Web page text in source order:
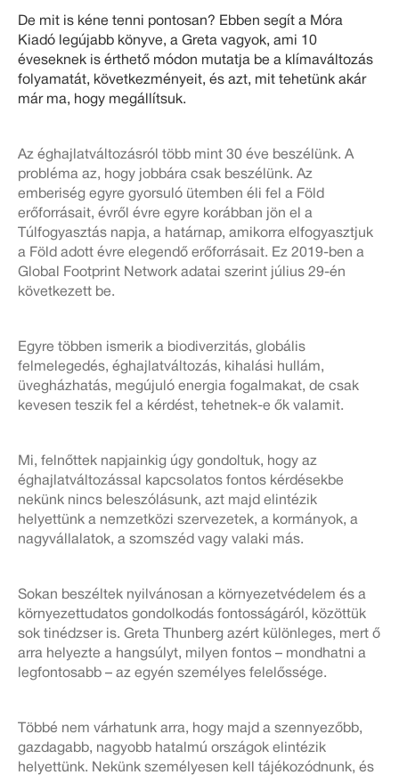
De mit is kéne tenni pontosan? Ebben segít a Móra
Kiadó legújabb könyve, a Greta vagyok, ami 10
éveseknek is érthető módon mutatja be a klímaváltozás
folyamatát, következményeit, és azt, mit tehetünk akár
már ma, hogy megállítsuk.
Az éghajlatváltozásról több mint 30 éve beszélünk. A
probléma az, hogy jobbára csak beszélünk. Az
emberiség egyre gyorsuló ütemben éli fel a Föld
erőforrásait, évről évre egyre korábban jön el a
Túlfogyasztás napja, a határnap, amikorra elfogyasztjuk
a Föld adott évre elegendő erőforrásait. Ez 2019-ben a
Global Footprint Network adatai szerint július 29-én
következett be.
Egyre többen ismerik a biodiverzitás, globális
felmelegedés, éghajlatváltozás, kihalási hullám,
üvegházhatás, megújuló energia fogalmakat, de csak
kevesen teszik fel a kérdést, tehetnek-e ők valamit.
Mi, felnőttek napjainkig úgy gondoltuk, hogy az
éghajlatváltozással kapcsolatos fontos kérdésekbe
nekünk nincs beleszólásunk, azt majd elintézik
helyettünk a nemzetközi szervezetek, a kormányok, a
nagyvállalatok, a szomszéd vagy valaki más.
Sokan beszéltek nyilvánosan a környezetvédelem és a
környezettudatos gondolkodás fontosságáról, közöttük
sok tinédzser is. Greta Thunberg azért különleges, mert ő
arra helyezte a hangsúlyt, milyen fontos – mondhatni a
legfontosabb – az egyén személyes felelőssége.
Többé nem várhatunk arra, hogy majd a szennyezőbb,
gazdagabb, nagyobb hatalmú országok elintézik
helyettünk. Nekünk személyesen kell tájékozódnunk, és